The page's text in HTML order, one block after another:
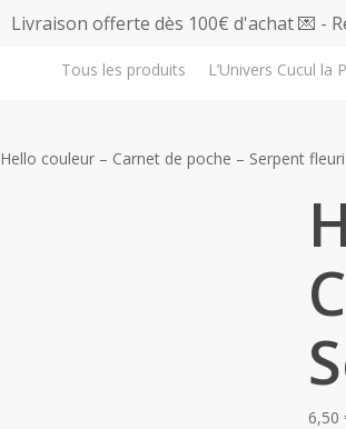
Livraison offerte dès 100€ d'achat 💌 -
Tous les produits L’Univers Cucul la
Hello couleur – Carnet de poche – Serpent fleuri
6,50